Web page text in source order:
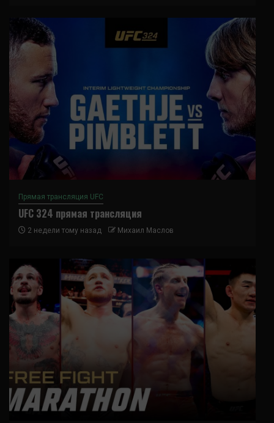
Прямая трансляция UFC
UFC 324 прямая трансляция
2 недели тому назад Михаил Маслов